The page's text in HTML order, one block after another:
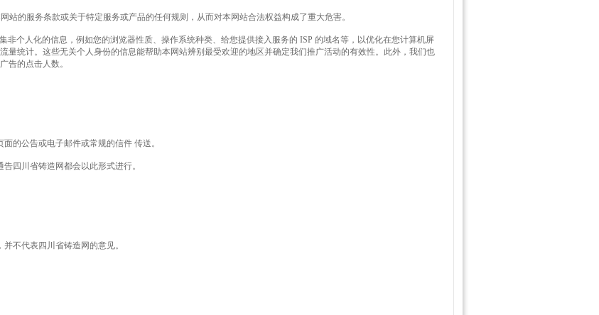
站的服务条款或关于特定服务或产品的任何规则，从而对本网站合法权益构成了重大危害。
非个人化的信息，例如您的浏览器性质、操作系统种类、给您提供接入服务的 ISP 的域名等，以优化在您计算机屏
量统计。这些无关个人身份的信息能帮助本网站辨别最受欢迎的地区并确定我们推广活动的有效性。此外，我们也
告的点击人数。
的公告或电子邮件或常规的信件 传送。
四川省铸造网都会以此形式进行。
不代表四川省铸造网的意见。